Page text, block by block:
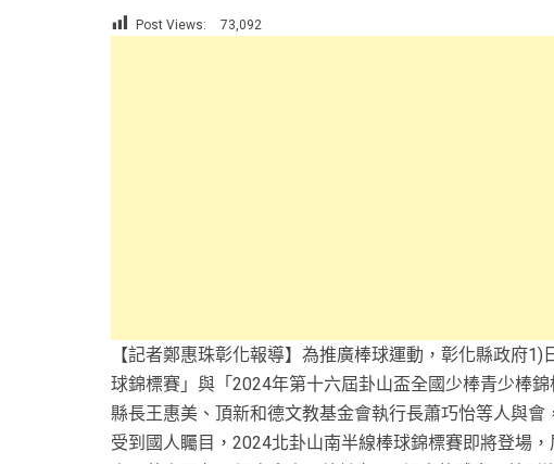
Post Views: 73,092
【記者鄭惠珠彰化報導】為推廣棒球運動，彰化縣政府
球錦標賽」與「2024年第十六屆卦山盃全國少棒青少棒
縣長王惠美、頂新和德文教基金會執行長蕭巧怡等人與
受到國人矚目，2024北卦山南半線棒球錦標賽即將登場